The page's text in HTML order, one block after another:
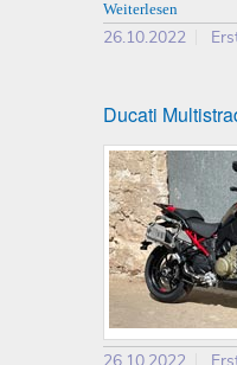
Weiterlesen
26.10.2022
Ducati